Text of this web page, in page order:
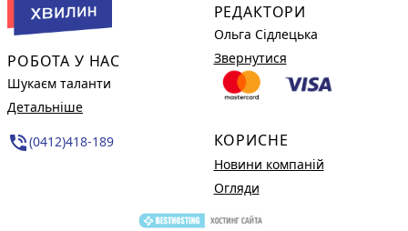
РОБОТА У НАС
Шукаєм таланти
Детальніше
phone_in_talk(0412)418-189
РЕДАКТОРИ
Ольга Сідлецька
Звернутися
КОРИСНЕ
Новини компаній
Огляди